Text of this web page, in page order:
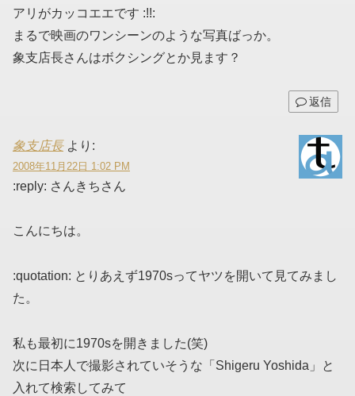
アリがカッコエエです :!!:
まるで映画のワンシーンのような写真ばっか。
象支店長さんはボクシングとか見ます？
返信
象支店長 より:
2008年11月22日 1:02 PM
:reply: さんきちさん
こんにちは。
:quotation: とりあえず1970sってヤツを開いて見てみまし
た。
私も最初に1970sを開きました(笑)
次に日本人で撮影されていそうな「Shigeru Yoshida」と
入れて検索してみて